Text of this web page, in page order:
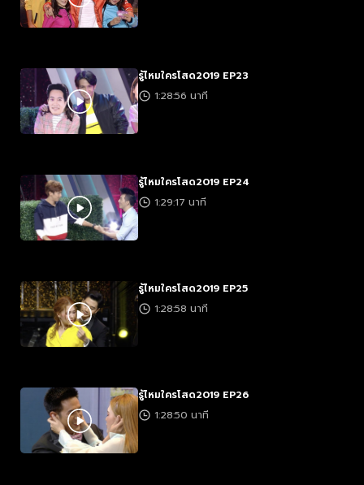
รู้ไหมใครโสด2019 EP23
1:28:56 นาที
รู้ไหมใครโสด2019 EP24
1:29:17 นาที
รู้ไหมใครโสด2019 EP25
1:28:58 นาที
รู้ไหมใครโสด2019 EP26
1:28:50 นาที